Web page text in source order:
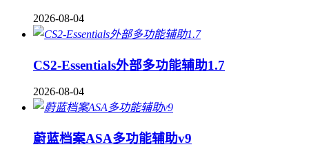
2026-08-04
CS2-Essentials外部多功能辅助1.7
2026-08-04
蔚蓝档案ASA多功能辅助v9